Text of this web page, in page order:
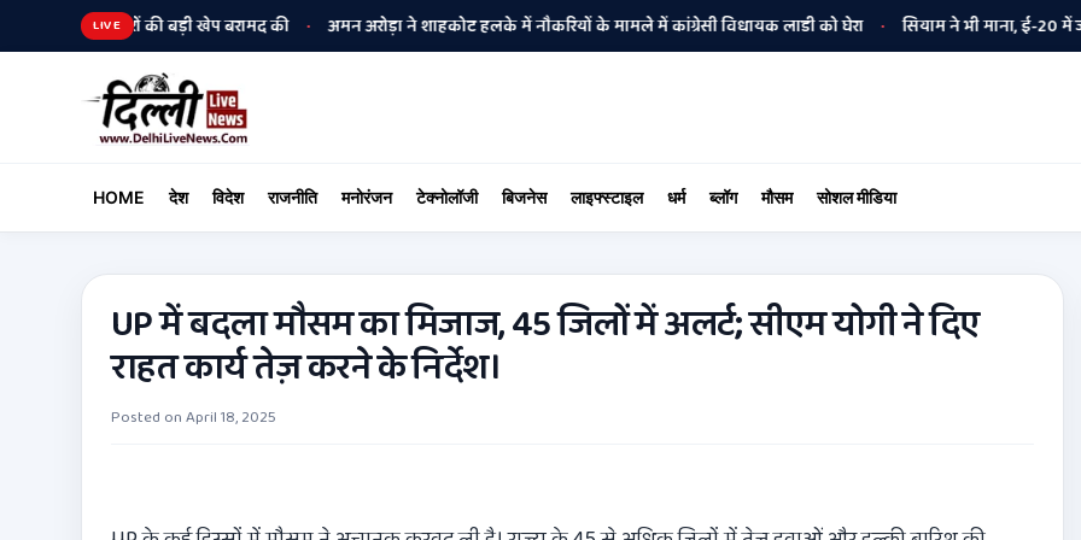
LIVE
की बड़ी खेप बरामद की • अमन अरोड़ा ने शाहकोट हलके में नौकरियों के मामले में कांग्रेसी विधायक लाडी को घेरा • सियाम ने भी माना, ई-20 में ज्यादा
HOME देश विदेश राजनीति मनोरंजन टेक्नोलॉजी बिजनेस लाइफ्स्टाइल धर्म ब्लॉग मौसम सोशल मीडिया
UP में बदला मौसम का मिजाज, 45 जिलों में अलर्ट; सीएम योगी ने दिए
राहत कार्य तेज़ करने के निर्देश।
Posted onApril 18, 2025